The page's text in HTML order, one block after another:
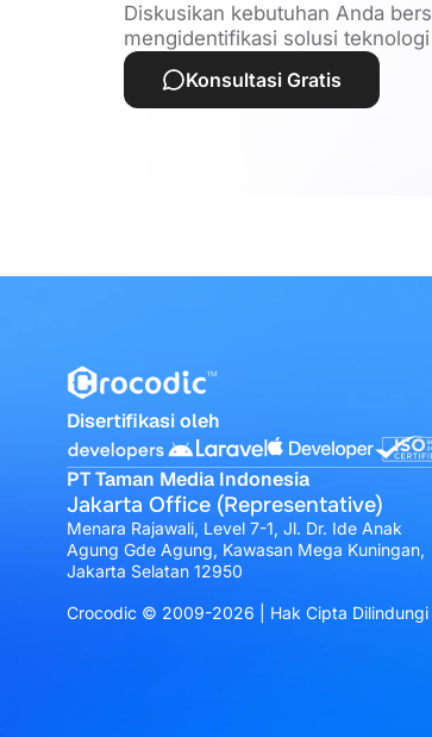
Diskusikan kebutuhan Anda
mengidentifikasi solusi
Konsultasi Gratis
Disertifikasi oleh
PT Taman Media Indonesia
Jakarta Office (Representative)
Menara Rajawali, Level 7-1, Jl. Dr. Ide Anak
Agung Gde Agung, Kawasan Mega Kuningan,
Jakarta Selatan 12950
Crocodic © 2009-2026 | Hak Cipta Dilindungi